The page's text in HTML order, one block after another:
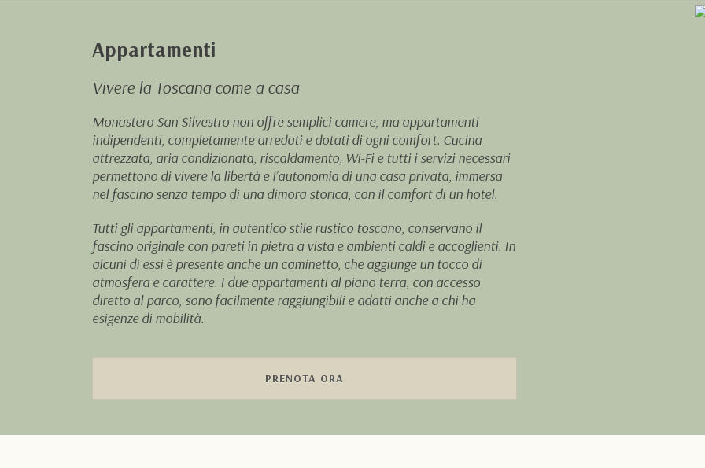
Appartamenti
Vivere la Toscana come a casa
Monastero San Silvestro non offre semplici camere, ma appartamenti
indipendenti, completamente arredati e dotati di ogni comfort. Cucina
attrezzata, aria condizionata, riscaldamento, Wi-Fi e tutti i servizi necessari
permettono di vivere la libertà e l’autonomia di una casa privata, immersa
nel fascino senza tempo di una dimora storica, con il comfort di un hotel.
Tutti gli appartamenti, in autentico stile rustico toscano, conservano il
fascino originale con pareti in pietra a vista e ambienti caldi e accoglienti. In
alcuni di essi è presente anche un caminetto, che aggiunge un tocco di
atmosfera e carattere. I due appartamenti al piano terra, con accesso
diretto al parco, sono facilmente raggiungibili e adatti anche a chi ha
esigenze di mobilità.
PRENOTA ORA